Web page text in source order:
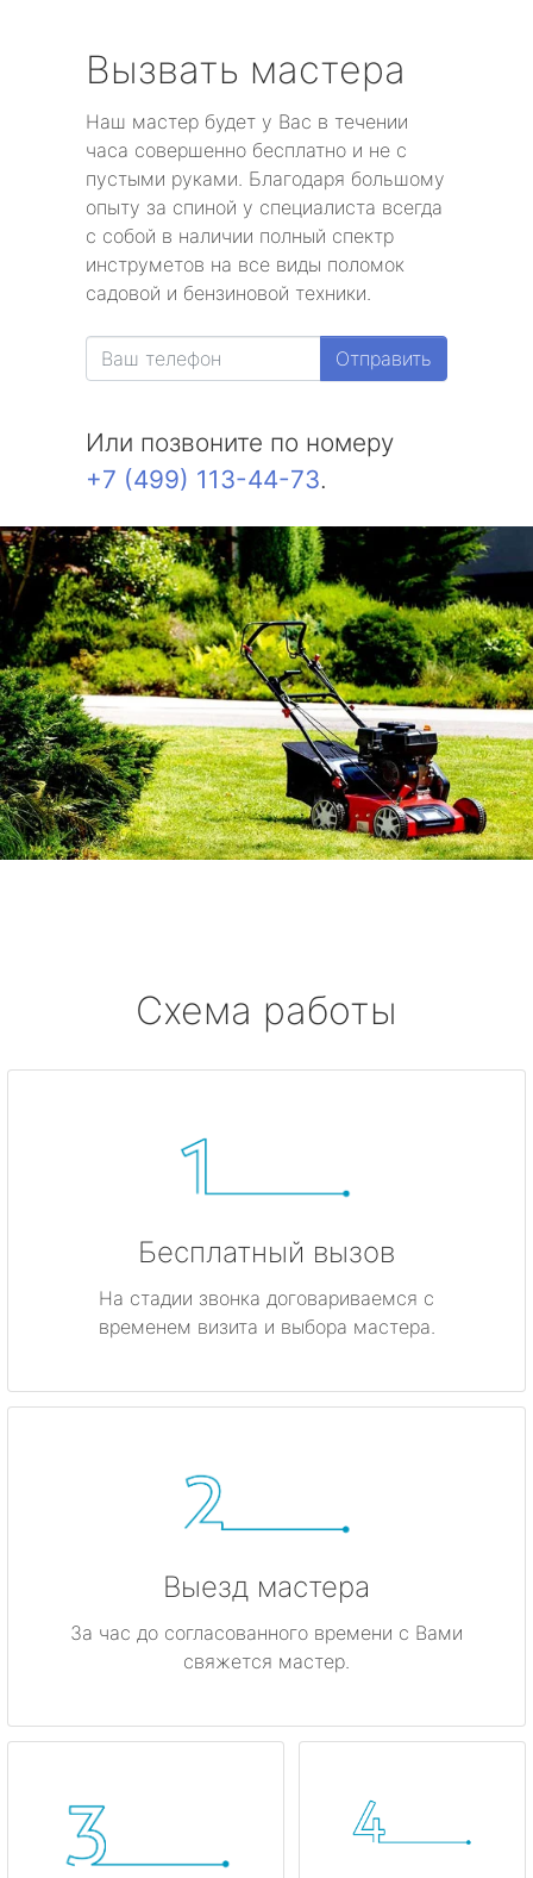
Вызвать мастера
Наш мастер будет у Вас в течении
часа совершенно бесплатно и не с
пустыми руками. Благодаря большому
опыту за спиной у специалиста всегда
с собой в наличии полный спектр
инструметов на все виды поломок
садовой и бензиновой техники.
Отправить
Или позвоните по номеру
+7 (499) 113-44-73.
Схема работы
Бесплатный вызов
На стадии звонка договариваемся с
временем визита и выбора мастера.
Выезд мастера
За час до согласованного времени с Вами
свяжется мастер.